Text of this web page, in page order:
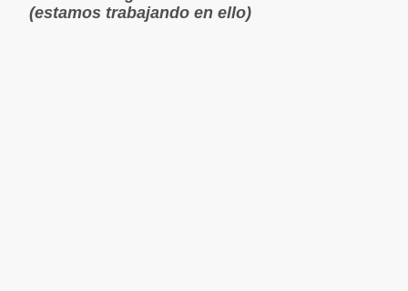
(estamos trabajando en ello)